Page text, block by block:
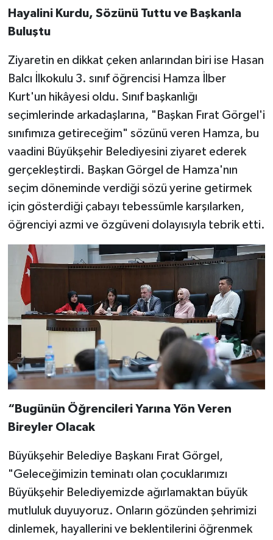
Hayalini Kurdu, Sözünü Tuttu ve Başkanla
Buluştu
Ziyaretin en dikkat çeken anlarından biri ise Hasan
Balcı İlkokulu 3. sınıf öğrencisi Hamza İlber
Kurt'un hikâyesi oldu. Sınıf başkanlığı
seçimlerinde arkadaşlarına, "Başkan Fırat Görgel'i
sınıfımıza getireceğim" sözünü veren Hamza, bu
vaadini Büyükşehir Belediyesini ziyaret ederek
gerçekleştirdi. Başkan Görgel de Hamza'nın
seçim döneminde verdiği sözü yerine getirmek
için gösterdiği çabayı tebessümle karşılarken,
öğrenciyi azmi ve özgüveni dolayısıyla tebrik etti.
“Bugünün Öğrencileri Yarına Yön Veren
Bireyler Olacak
Büyükşehir Belediye Başkanı Fırat Görgel,
"Geleceğimizin teminatı olan çocuklarımızı
Büyükşehir Belediyemizde ağırlamaktan büyük
mutluluk duyuyoruz. Onların gözünden şehrimizi
dinlemek, hayallerini ve beklentilerini öğrenmek